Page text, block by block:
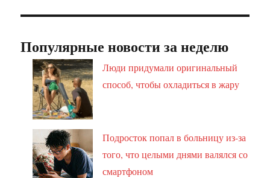
Популярные новости за неделю
Люди придумали оригинальный
способ, чтобы охладиться в жару
Подросток попал в больницу из-за
того, что целыми днями валялся со
смартфоном